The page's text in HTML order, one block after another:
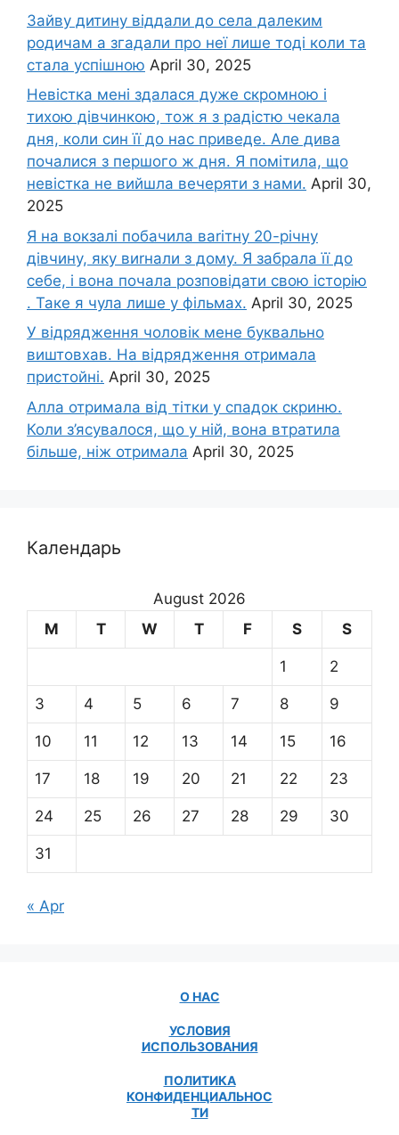
Зайву дитину віддали до села далеким
родичам а згадали про неї лише тоді коли та
стала успішною April 30, 2025
Невістка мені здалася дуже скромною і
тихою дівчинкою, тож я з радістю чекала
дня, коли син її до нас приведе. Але дива
почалися з першого ж дня. Я помітила, що
невістка не вийшла вечеряти з нами. April 30,
2025
Я на вокзалі побачила ваrітну 20-річну
дівчину, яку виrнали з дому. Я забрала її до
себе, і вона почала розповідати свою історію
. Таке я чула лише у фільмах. April 30, 2025
У відрядження чоловік мене буквально
виштовхав. На відрядження отримала
пристойні. April 30, 2025
Алла отримала від тітки у спадок скриню.
Коли з’ясувалося, що у ній, вона втратила
більше, ніж отримала April 30, 2025
Календарь
August 2026
M
T W T F S S
1 2
3 4 5 6 7 8 9
10 11 12 13 14 15 16
17 18 19 20 21 22 23
24 25 26 27 28 29 30
31
« Apr
О НАС
УСЛОВИЯ
ИСПОЛЬЗОВАНИЯ
ПОЛИТИКА
КОНФИДЕНЦИАЛЬНОС
ТИ